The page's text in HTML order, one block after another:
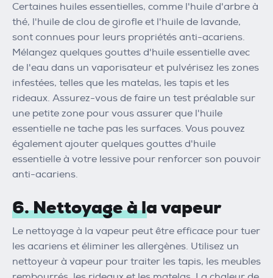
Certaines huiles essentielles, comme l'huile d'arbre à
thé, l'huile de clou de girofle et l'huile de lavande,
sont connues pour leurs propriétés anti-acariens.
Mélangez quelques gouttes d'huile essentielle avec
de l'eau dans un vaporisateur et pulvérisez les zones
infestées, telles que les matelas, les tapis et les
rideaux. Assurez-vous de faire un test préalable sur
une petite zone pour vous assurer que l'huile
essentielle ne tache pas les surfaces. Vous pouvez
également ajouter quelques gouttes d'huile
essentielle à votre lessive pour renforcer son pouvoir
anti-acariens.
6. Nettoyage à la vapeur
Le nettoyage à la vapeur peut être efficace pour tuer
les acariens et éliminer les allergènes. Utilisez un
nettoyeur à vapeur pour traiter les tapis, les meubles